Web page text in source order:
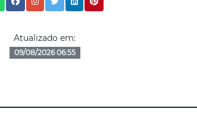
Atualizado em:
09/08/2026 06:55